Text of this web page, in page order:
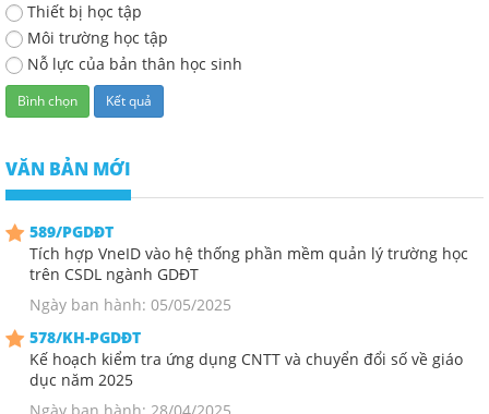
Thiết bị học tập
Môi trường học tập
Nỗ lực của bản thân học sinh
VĂN BẢN MỚI
589/PGDĐT
Tích hợp VneID vào hệ thống phần mềm quản lý trường học
trên CSDL ngành GDĐT
Ngày ban hành: 05/05/2025
578/KH-PGDĐT
Kế hoạch kiểm tra ứng dụng CNTT và chuyển đổi số về giáo
dục năm 2025